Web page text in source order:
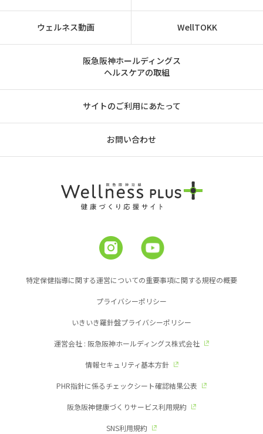
ウェルネス動画 WellTOKK
阪急阪神ホールディングス
ヘルスケアの取組
サイトのご利用にあたって
お問い合わせ
特定保健指導に関する運営についての重要事項に関する規程の概要
プライバシーポリシー
いきいき羅針盤プライバシーポリシー
運営会社 : 阪急阪神ホールディングス株式会社
情報セキュリティ基本方針
PHR指針に係るチェックシート確認結果公表
阪急阪神健康づくりサービス利用規約
SNS利用規約